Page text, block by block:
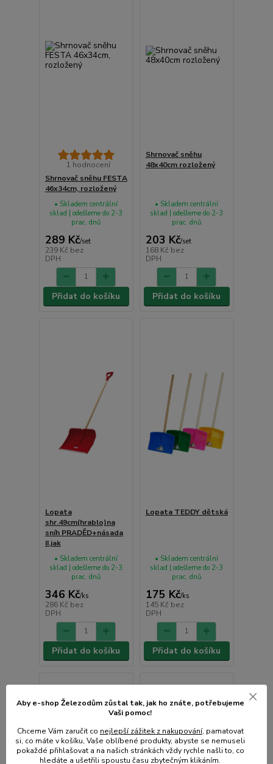
1 hodnocení
Shrnovač sněhu FESTA
46x34cm, rozložený
289 Kč/set
239 Kč bez
DPH
• Skladem centrální
sklad | odešleme do 2-3
prac. dnů
Přidat do košíku
Shrnovač sněhu
48x40cm rozložený
203 Kč/set
168 Kč bez
DPH
• Skladem centrální
sklad | odešleme do 2-3
prac. dnů
Přidat do košíku
Lopata
shr.49cm(hrablo)na
sníh PRADĚD+násada
II.jak
346 Kč/ks
286 Kč bez
DPH
• Skladem centrální
sklad | odešleme do 2-3
prac. dnů
Přidat do košíku
Lopata TEDDY dětská
175 Kč/ks
145 Kč bez
DPH
• Skladem centrální
sklad | odešleme do 2-3
prac. dnů
Přidat do košíku
Aby e-shop Železodům zůstal tak, jak ho znáte, potřebujeme
Vaši pomoc!
Chceme Vám zaručit co nejlepší zážitek z nakupování, pamatovat
si, co máte v košíku, Vaše oblíbené produkty, abyste se nemuseli
pokaždé přihlašovat a na našich stránkách vždy rychle našli to, co
hledáte a ušetřili spoustu času zbytečným klikáním.